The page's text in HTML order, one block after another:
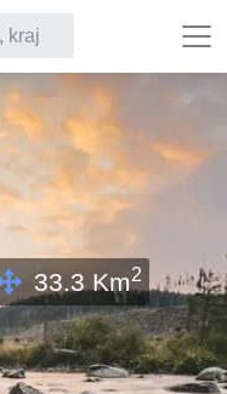
33.3Km2